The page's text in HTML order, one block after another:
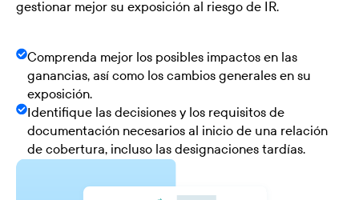
gestionar mejor su exposición al riesgo de IR.
Comprenda mejor los posibles impactos en las
ganancias, así como los cambios generales en su
exposición.
Identifique las decisiones y los requisitos de
documentación necesarios al inicio de una relación
de cobertura, incluso las designaciones tardías.